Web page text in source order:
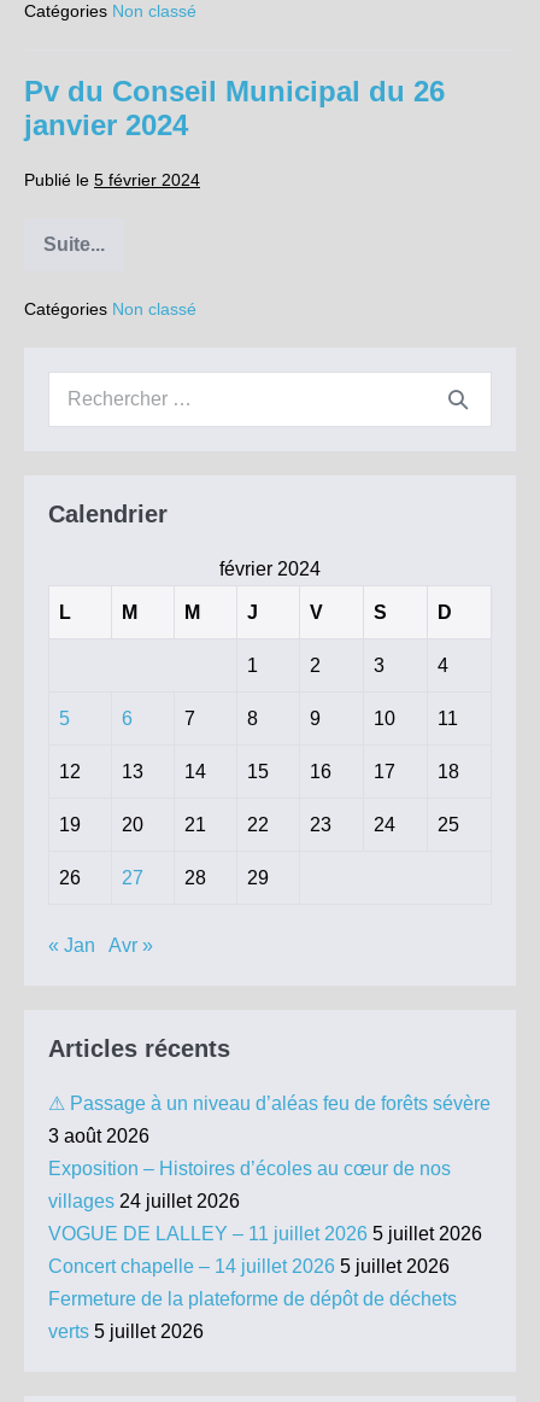
Permanence
Catégories Non classé
Pv du Conseil Municipal du 26
janvier 2024
Publié le 5 février 2024
Suite...
Pv
Municipal
janvier
2024
Catégories Non classé
Recherche
Calendrier
février 2024
L M M J V S D
1 2 3 4
5 6 7 8 9 10 11
12 13 14 15 16 17 18
19 20 21 22 23 24 25
26 27 28 29
« Jan Avr »
Articles récents
⚠ Passage à un niveau d’aléas feu de forêts sévère
3 août 2026
Exposition – Histoires d’écoles au cœur de nos
villages 24 juillet 2026
VOGUE DE LALLEY – 11 juillet 2026 5 juillet 2026
Concert chapelle – 14 juillet 2026 5 juillet 2026
Fermeture de la plateforme de dépôt de déchets
verts 5 juillet 2026